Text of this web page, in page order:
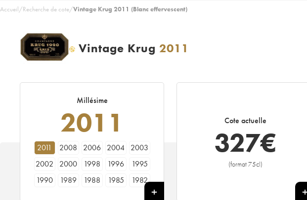
Accueil/Recherche de cote/Vintage Krug 2011 (Blanc effervescent)
H Vintage Krug 2011
Millésime
2011
2011 2008 2006 2004
2003
2002
2000 1998 1996
1995
1990
1989 1988 1985
1982
Cote actuelle
327€
(format 75cl)